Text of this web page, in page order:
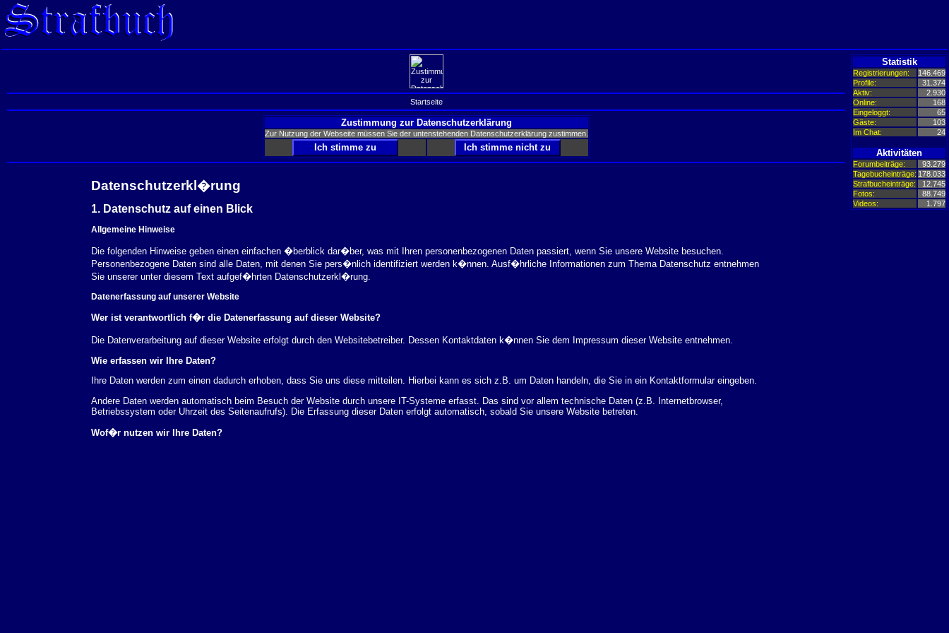
Startseite
Zustimmung zur Datenschutzerklärung
Zur Nutzung der Webseite müssen Sie der untenstehenden Datenschutzerklärung zustimmen.
Datenschutzerkl�rung
1. Datenschutz auf einen Blick
Allgemeine Hinweise
Die folgenden Hinweise geben einen einfachen �berblick dar�ber, was mit Ihren personenbezogenen Daten passiert, wenn Sie unsere Website besuchen.
Personenbezogene Daten sind alle Daten, mit denen Sie pers�nlich identifiziert werden k�nnen. Ausf�hrliche Informationen zum Thema Datenschutz entnehmen
Sie unserer unter diesem Text aufgef�hrten Datenschutzerkl�rung.
Datenerfassung auf unserer Website
Wer ist verantwortlich f�r die Datenerfassung auf dieser Website?
Die Datenverarbeitung auf dieser Website erfolgt durch den Websitebetreiber. Dessen Kontaktdaten k�nnen Sie dem Impressum dieser Website entnehmen.
Wie erfassen wir Ihre Daten?
Ihre Daten werden zum einen dadurch erhoben, dass Sie uns diese mitteilen. Hierbei kann es sich z.B. um Daten handeln, die Sie in ein Kontaktformular eingeben.
Andere Daten werden automatisch beim Besuch der Website durch unsere IT-Systeme erfasst. Das sind vor allem technische Daten (z.B. Internetbrowser,
Betriebssystem oder Uhrzeit des Seitenaufrufs). Die Erfassung dieser Daten erfolgt automatisch, sobald Sie unsere Website betreten.
Wof�r nutzen wir Ihre Daten?
Statistik
Registrierungen:
146.469
Profile:
31.374
Aktiv:
2.930
Online:
168
Eingeloggt:
65
Gäste:
103
Im Chat:
24
Aktivitäten
Forumbeiträge:
93.279
Tagebucheinträge: 178.033
Strafbucheinträge:
12.745
Fotos:
88.749
Videos:
1.797